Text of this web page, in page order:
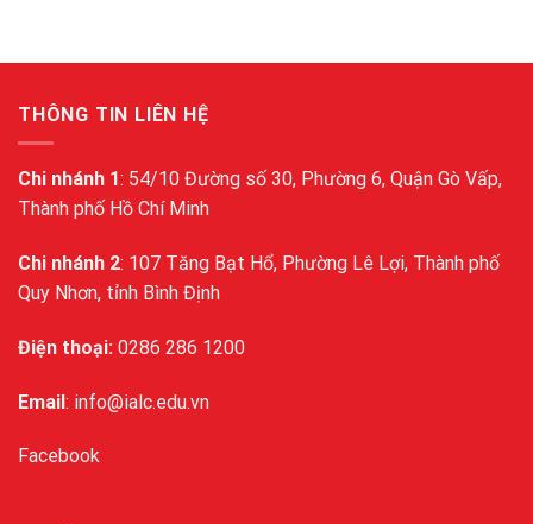
THÔNG TIN LIÊN HỆ
Chi nhánh 1: 54/10 Đường số 30, Phường 6, Quận Gò Vấp,
Thành phố Hồ Chí Minh
Chi nhánh 2: 107 Tăng Bạt Hổ, Phường Lê Lợi, Thành phố
Quy Nhơn, tỉnh Bình Định
Điện thoại: 0286 286 1200
Email: info@ialc.edu.vn
Facebook